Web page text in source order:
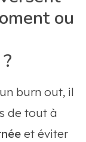
ou
burn out, il
de tout à
et éviter